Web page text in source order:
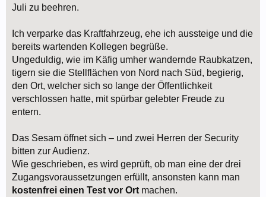
Juli zu beehren.
Ich verparke das Kraftfahrzeug, ehe ich aussteige und die
bereits wartenden Kollegen begrüße.
Ungeduldig, wie im Käfig umher wandernde Raubkatzen,
tigern sie die Stellflächen von Nord nach Süd, begierig,
den Ort, welcher sich so lange der Öffentlichkeit
verschlossen hatte, mit spürbar gelebter Freude zu
entern.
Das Sesam öffnet sich – und zwei Herren der Security
bitten zur Audienz.
Wie geschrieben, es wird geprüft, ob man eine der drei
Zugangsvoraussetzungen erfüllt, ansonsten kann man
kostenfrei einen Test vor Ort machen.